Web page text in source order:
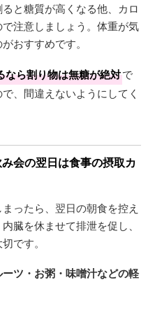
と糖質が高くなる他、カロ
注意しましょう。体重が気
おすすめです。
なら割り物は無糖が絶対で
、間違えないようにしてく
会の翌日は食事の摂取カ
ったら、翌日の朝食を控え
臓を休ませて排泄を促し、
です。
ツ・お粥・味噌汁などの軽